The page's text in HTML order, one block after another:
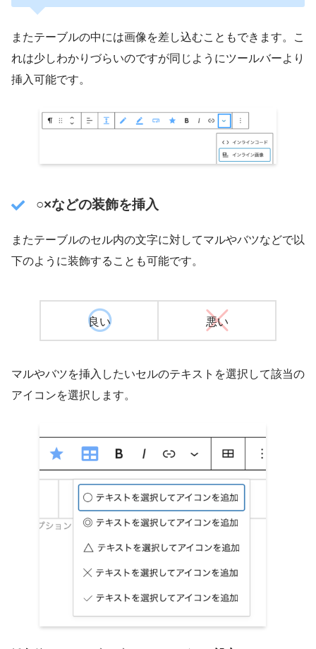
またテーブルの中には画像を差し込むこともできます。こ
れは少しわかりづらいのですが同じようにツールバーより
挿入可能です。
○×などの装飾を挿入
またテーブルのセル内の文字に対してマルやバツなどで以
下のように装飾することも可能です。
良い 悪い
マルやバツを挿入したいセルのテキストを選択して該当の
アイコンを選択します。